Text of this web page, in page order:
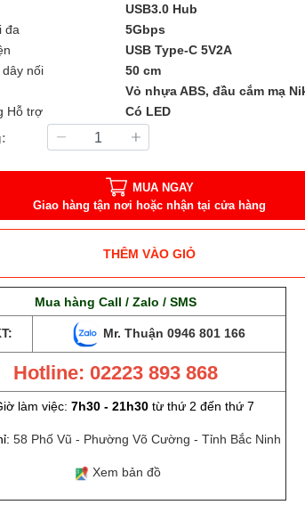
USB3.0 Hub
đa
5Gbps
USB Type-C 5V2A
nối
50 cm
Vỏ nhựa ABS, đầu cắm mạ
Hỗ trợ
Có LED
MUA NGAY
Giao hàng tận nơi hoặc nhận tại cửa hàng
THÊM VÀO GIỎ
Mua hàng Call / Zalo / SMS
Mr. Thuận0946 801 166
Hotline: 02223 893 868
làm việc: 7h30 - 21h30từ thứ 2 đến thứ 7
58 Phố Vũ - Phường Võ Cường - Tỉnh Bắc Ninh
Xem bản đồ